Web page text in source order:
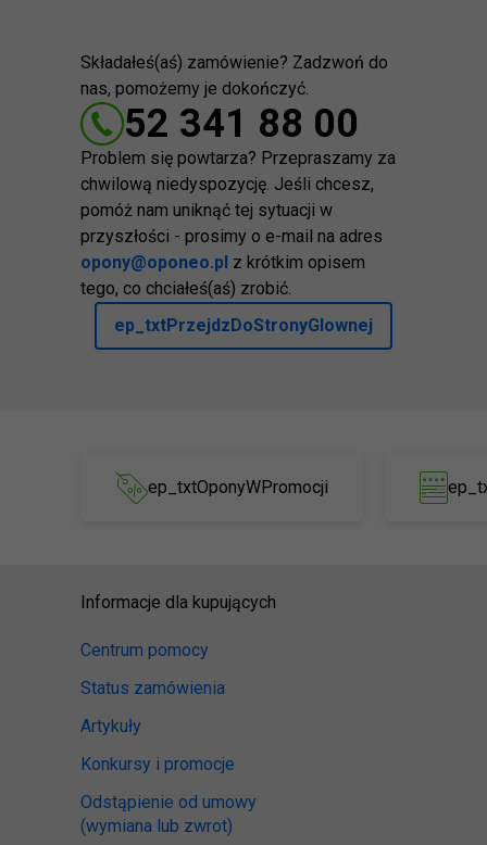
Składałeś(aś) zamówienie? Zadzwoń do
nas, pomożemy je dokończyć.
52 341 88 00
Problem się powtarza? Przepraszamy za
chwilową niedyspozycję. Jeśli chcesz,
pomóż nam uniknąć tej sytuacji w
przyszłości - prosimy o e-mail na adres
opony@oponeo.pl z krótkim opisem
tego, co chciałeś(aś) zrobić.
ep_txtPrzejdzDoStronyGlownej
ep_txtOponyWPromocji
Informacje dla kupujących
Centrum pomocy
Status zamówienia
Artykuły
Konkursy i promocje
Odstąpienie od umowy
(wymiana lub zwrot)